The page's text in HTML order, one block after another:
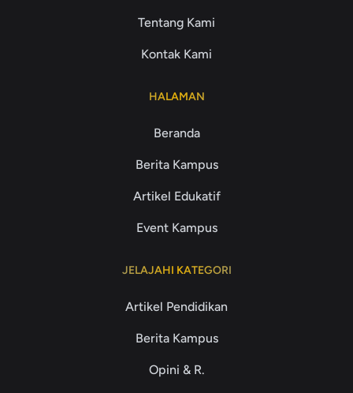
Tentang Kami
Kontak Kami
HALAMAN
Beranda
Berita Kampus
Artikel Edukatif
Event Kampus
JELAJAHI KATEGORI
Artikel Pendidikan
Berita Kampus
Opini & R.